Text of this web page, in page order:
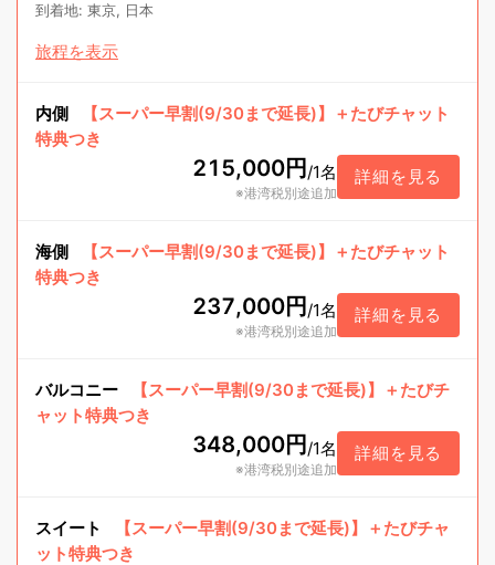
到着地: 東京, 日本
旅程を表示
内側
【スーパー早割(9/30まで延長)】＋たびチャット
特典つき
215,000円/1名
※港湾税別途追加
詳細を見る
海側
【スーパー早割(9/30まで延長)】＋たびチャット
特典つき
237,000円/1名
※港湾税別途追加
詳細を見る
バルコニー
【スーパー早割(9/30まで延長)】＋たびチ
ャット特典つき
348,000円/1名
※港湾税別途追加
詳細を見る
スイート
【スーパー早割(9/30まで延長)】＋たびチャ
ット特典つき